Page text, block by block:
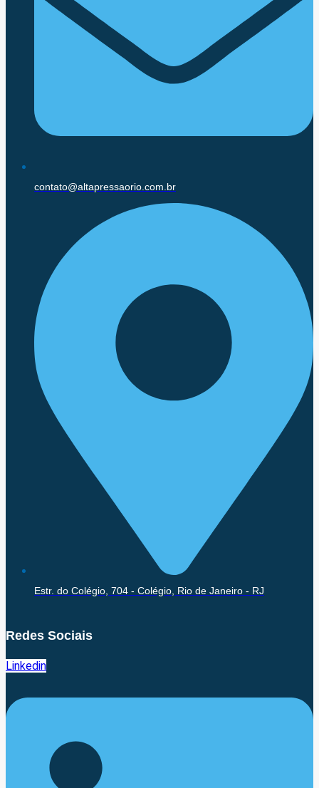
contato@altapressaorio.com.br
Estr. do Colégio, 704 - Colégio, Rio de Janeiro - RJ
Redes Sociais
Linkedin